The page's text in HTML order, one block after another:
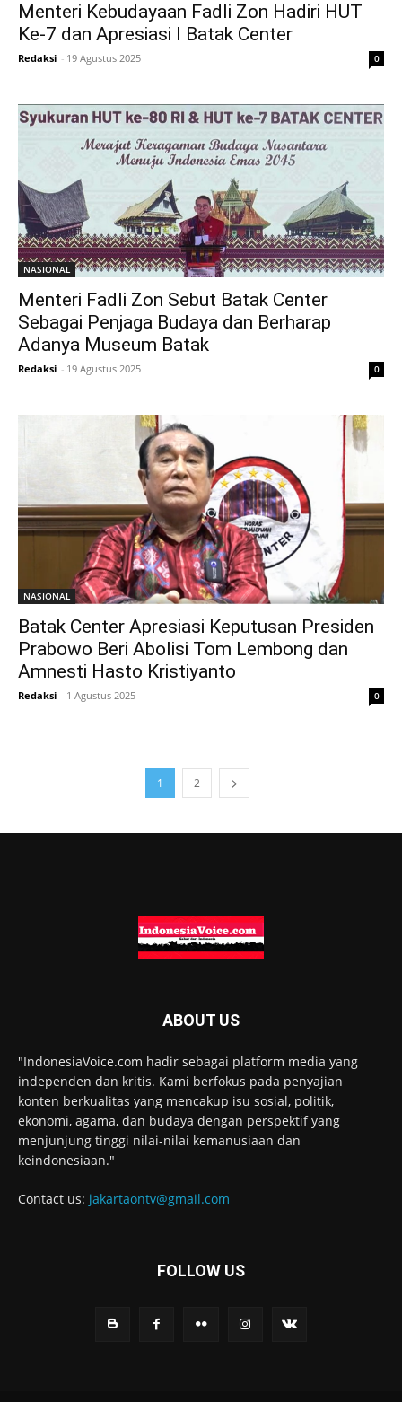
Menteri Kebudayaan Fadli Zon Hadiri HUT
Ke-7 dan Apresiasi I Batak Center
Redaksi - 19 Agustus 2025 0
NASIONAL
Menteri Fadli Zon Sebut Batak Center
Sebagai Penjaga Budaya dan Berharap
Adanya Museum Batak
Redaksi - 19 Agustus 2025 0
NASIONAL
Batak Center Apresiasi Keputusan Presiden
Prabowo Beri Abolisi Tom Lembong dan
Amnesti Hasto Kristiyanto
Redaksi - 1 Agustus 2025 0
1 2
ABOUT US
"IndonesiaVoice.com hadir sebagai platform media yang
independen dan kritis. Kami berfokus pada penyajian
konten berkualitas yang mencakup isu sosial, politik,
ekonomi, agama, dan budaya dengan perspektif yang
menjunjung tinggi nilai-nilai kemanusiaan dan
keindonesiaan."
Contact us: jakartaontv@gmail.com
FOLLOW US